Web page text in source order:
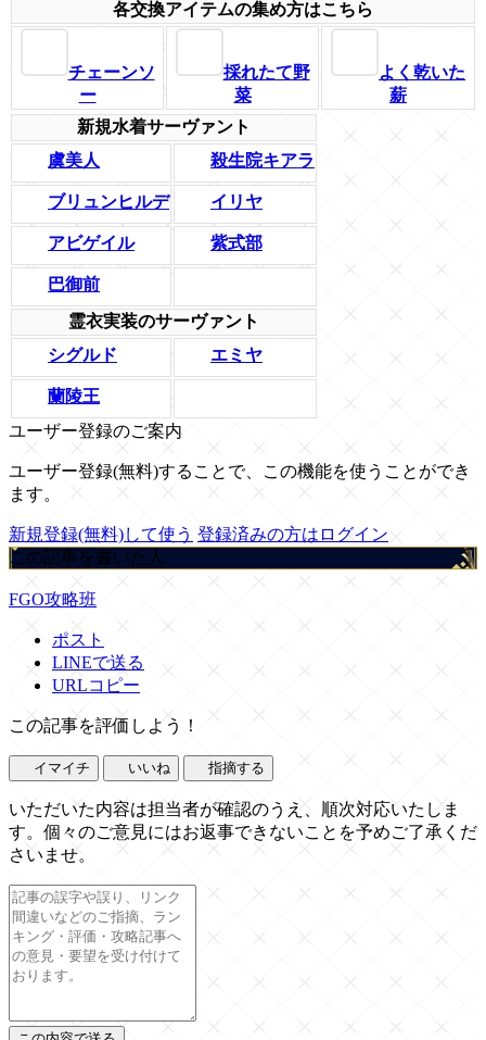
各交換アイテムの集め方はこちら
チェーンソ
ー
採れたて野
菜
よく乾いた
薪
新規水着サーヴァント
虞美人
殺生院キアラ
ブリュンヒルデ イリヤ
アビゲイル 紫式部
巴御前
霊衣実装のサーヴァント
シグルド
エミヤ
蘭陵王
ユーザー登録のご案内
ユーザー登録(無料)することで、この機能を使うことができ
ます。
新規登録(無料)して使う 登録済みの方はログイン
この記事を書いた人
FGO攻略班
ポスト
LINEで送る
URLコピー
この記事を評価しよう！
イマイチ いいね 指摘する
いただいた内容は担当者が確認のうえ、順次対応いたしま
す。個々のご意見にはお返事できないことを予めご了承くだ
さいませ。